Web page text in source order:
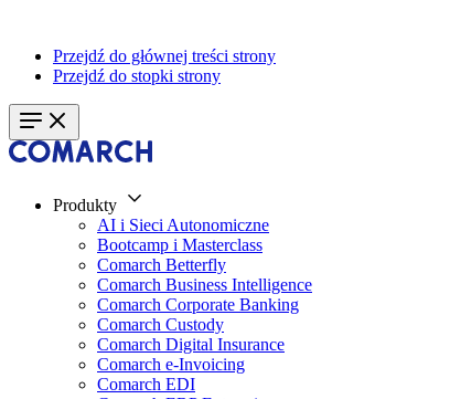
Przejdź do głównej treści strony
Przejdź do stopki strony
Produkty
AI i Sieci Autonomiczne
Bootcamp i Masterclass
Comarch Betterfly
Comarch Business Intelligence
Comarch Corporate Banking
Comarch Custody
Comarch Digital Insurance
Comarch e-Invoicing
Comarch EDI